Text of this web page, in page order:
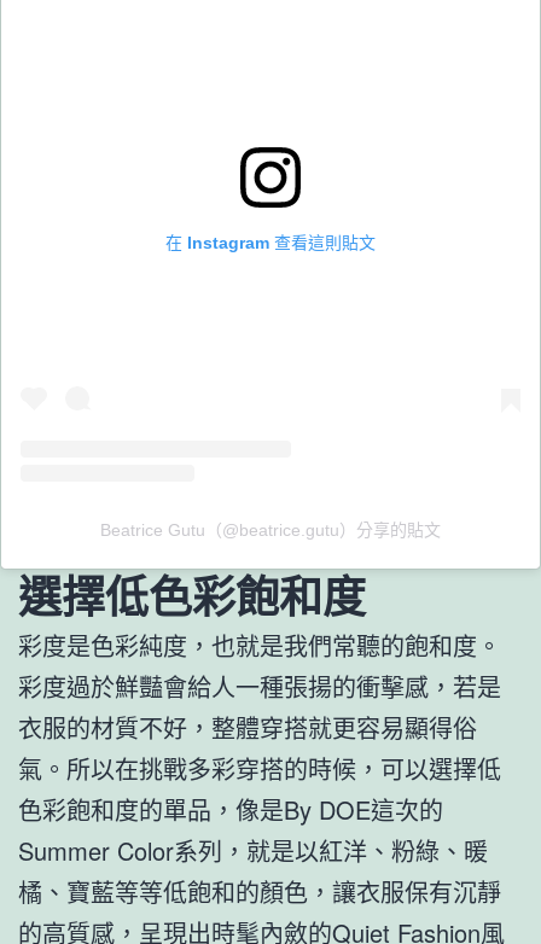
在 Instagram 查看這則貼文
Beatrice Gutu（@beatrice.gutu）分享的貼文
選擇低色彩飽和度
彩度是色彩純度，也就是我們常聽的飽和度。
彩度過於鮮豔會給人一種張揚的衝擊感，若是
衣服的材質不好，整體穿搭就更容易顯得俗
氣。所以在挑戰多彩穿搭的時候，可以選擇低
色彩飽和度的單品，像是By DOE這次的
Summer Color系列，就是以紅洋、粉綠、暖
橘、寶藍等等低飽和的顏色，讓衣服保有沉靜
的高質感，呈現出時髦內斂的Quiet Fashion風